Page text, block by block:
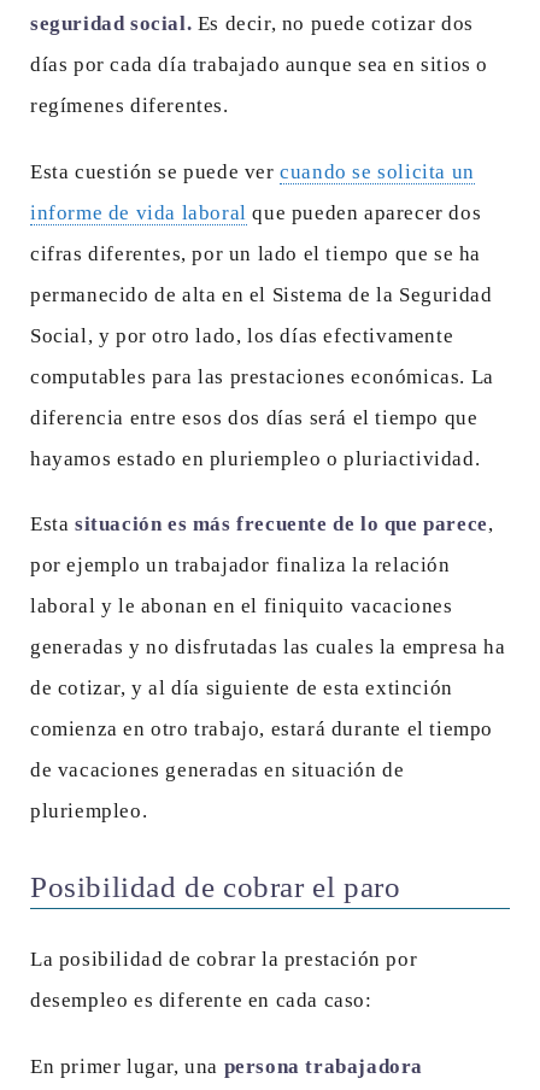
seguridad social. Es decir, no puede cotizar dos
días por cada día trabajado aunque sea en sitios o
regímenes diferentes.
Esta cuestión se puede vercuando se solicita un
informe de vida laboral que pueden aparecer dos
cifras diferentes, por un lado el tiempo que se ha
permanecido de alta en el Sistema de la Seguridad
Social, y por otro lado, los días efectivamente
computables para las prestaciones económicas. La
diferencia entre esos dos días será el tiempo que
hayamos estado en pluriempleo o pluriactividad.
Esta situación es más frecuente de lo que parece,
por ejemplo un trabajador finaliza la relación
laboral y le abonan en el finiquito vacaciones
generadas y no disfrutadas las cuales la empresa ha
de cotizar, y al día siguiente de esta extinción
comienza en otro trabajo, estará durante el tiempo
de vacaciones generadas en situación de
pluriempleo.
Posibilidad de cobrar el paro
La posibilidad de cobrar la prestación por
desempleo es diferente en cada caso:
En primer lugar, una persona trabajadora